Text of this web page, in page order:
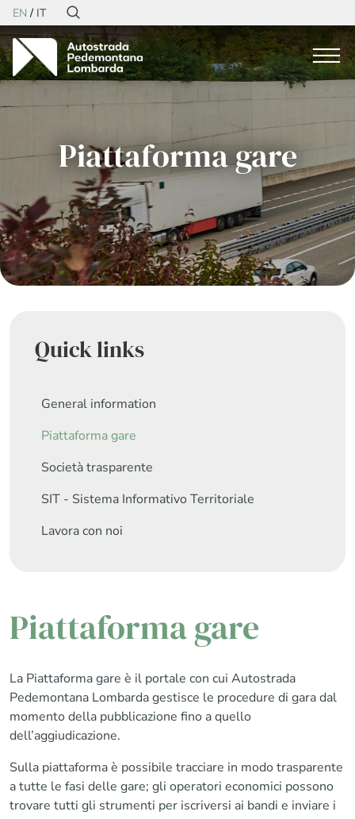
EN IT
Piattaforma gare
Quick links
General information
Piattaforma gare
Società trasparente
SIT - Sistema Informativo Territoriale
Lavora con noi
Piattaforma gare
La Piattaforma gare è il portale con cui Autostrada
Pedemontana Lombarda gestisce le procedure di gara dal
momento della pubblicazione fino a quello
dell’aggiudicazione.
Sulla piattaforma è possibile tracciare in modo trasparente
a tutte le fasi delle gare; gli operatori economici possono
trovare tutti gli strumenti per iscriversi ai bandi e inviare i